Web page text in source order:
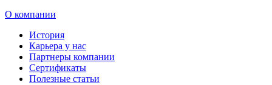
О компании
История
Карьера у нас
Партнеры компании
Сертификаты
Полезные статьи